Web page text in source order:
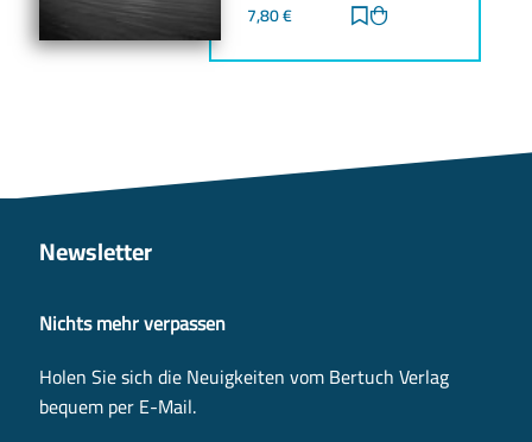
7,80€ Zur Merkliste
Newsletter
Nichts mehr verpassen
Holen Sie sich die Neuigkeiten vom Bertuch Verlag
bequem per E-Mail.